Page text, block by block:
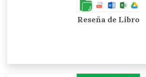
Reseña de Libro